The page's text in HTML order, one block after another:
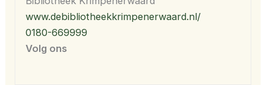
www.debibliotheekkrimpenerwaard.nl/
0180-669999
Volg ons